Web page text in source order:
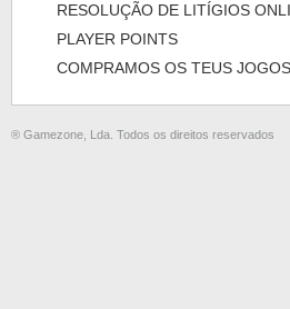
RESOLUÇÃO DE LITÍGIOS
PLAYER POINTS
COMPRAMOS OS TEUS JOGOS
® Gamezone, Lda. Todos os direitos reservados